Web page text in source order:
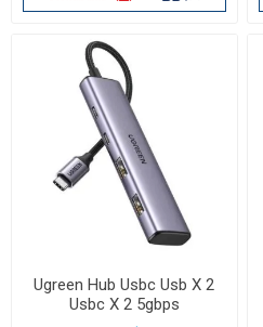
Ugreen Hub Usbc Usb X 2
Usbc X 2 5gbps